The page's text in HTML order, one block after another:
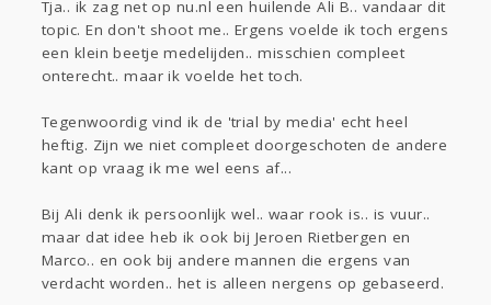
Zwanger
Psyche Thuis
Klussen
Sport
Contact Viva zoekt
Aangeboden
Gevraagd
Horen Doen
Tja.. ik zag net op nu.nl een huilende Ali B.. vandaar dit
topic. En don't shoot me.. Ergens voelde ik toch ergens
een klein beetje medelijden.. misschien compleet
onterecht.. maar ik voelde het toch.
Tegenwoordig vind ik de 'trial by media' echt heel
heftig. Zijn we niet compleet doorgeschoten de andere
kant op vraag ik me wel eens af...
Bij Ali denk ik persoonlijk wel.. waar rook is.. is vuur..
maar dat idee heb ik ook bij Jeroen Rietbergen en
Marco.. en ook bij andere mannen die ergens van
verdacht worden.. het is alleen nergens op gebaseerd.